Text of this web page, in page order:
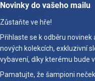
Novinky do vašeho mailu
Zůstaňte ve hře!
Přihlaste se k odběru
nových kolekcích, exkluzivní
vybavení, díky kterému bude
Pamatujte, že šampioni